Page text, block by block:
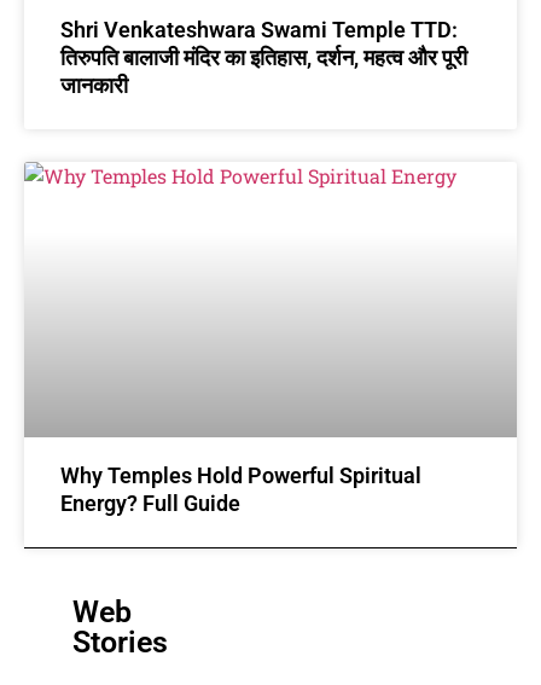
Shri Venkateshwara Swami Temple TTD:
तिरुपति बालाजी मंदिर का इतिहास, दर्शन, महत्व और पूरी
जानकारी
Why Temples Hold Powerful Spiritual
Energy? Full Guide
Web
Stories